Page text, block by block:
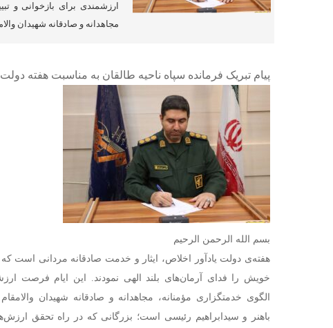
ارزشمندی برای بازخوانی و
مجاهدانه و صادقانه شهیدان
پیام تبریک فرمانده سپاه ناحیه طالقان به مناسبت هفته
بسم الله الرحمن الرحیم
هفته‌ی دولت یادآور اخلاص، ایثار و خدمت صادقانه مردانی است
خویش را فدای آرمان‌های بلند الهی نمودند. این ایام فرصت
الگوی خدمتگزاری مؤمنانه، مجاهدانه و صادقانه شهیدان
باهنر و سیدابراهیم رئیسی است؛ بزرگانی که در راه تحقق